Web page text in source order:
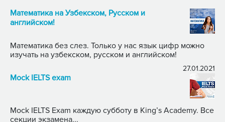
Математика на Узбекском, Русском и
английском!
Математика без слез. Только у нас язык цифр можно
изучать на узбекском, русском и английском!
27.01.2021
Mock IELTS exam
Mock IELTS Exam каждую субботу в King’s Academy. Все
секции экзамена...